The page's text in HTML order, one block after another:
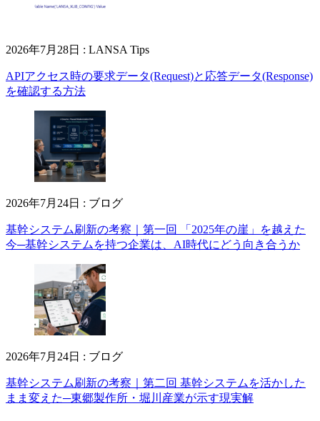
2026年7月28日 : LANSA Tips
APIアクセス時の要求データ(Request)と応答データ(Response)
を確認する方法
2026年7月24日 : ブログ
基幹システム刷新の考察｜第一回 「2025年の崖」を越えた
今─基幹システムを持つ企業は、AI時代にどう向き合うか
2026年7月24日 : ブログ
基幹システム刷新の考察｜第二回 基幹システムを活かした
まま変えた─東郷製作所・堀川産業が示す現実解